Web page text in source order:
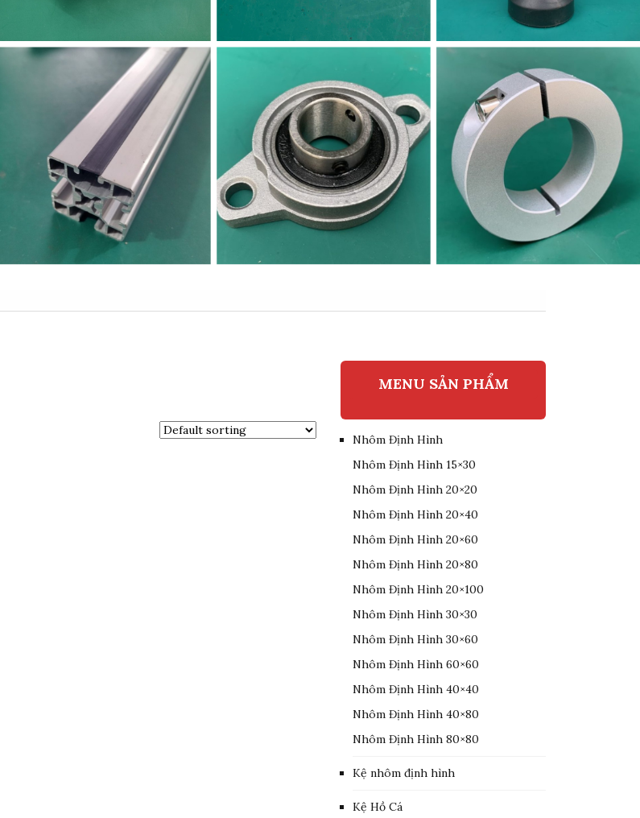
MENU SẢN PHẨM
Nhôm Định Hình
Nhôm Định Hình 15×30
Nhôm Định Hình 20×20
Nhôm Định Hình 20×40
Nhôm Định Hình 20×60
Nhôm Định Hình 20×80
Nhôm Định Hình 20×100
Nhôm Định Hình 30×30
Nhôm Định Hình 30×60
Nhôm Định Hình 60×60
Nhôm Định Hình 40×40
Nhôm Định Hình 40×80
Nhôm Định Hình 80×80
Kệ nhôm định hình
Kệ Hồ Cá